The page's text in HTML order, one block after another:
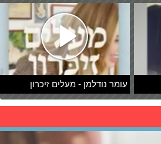
עומר נודלמן - מעלים זיכרון